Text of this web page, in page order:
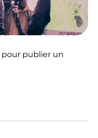
pour publier un